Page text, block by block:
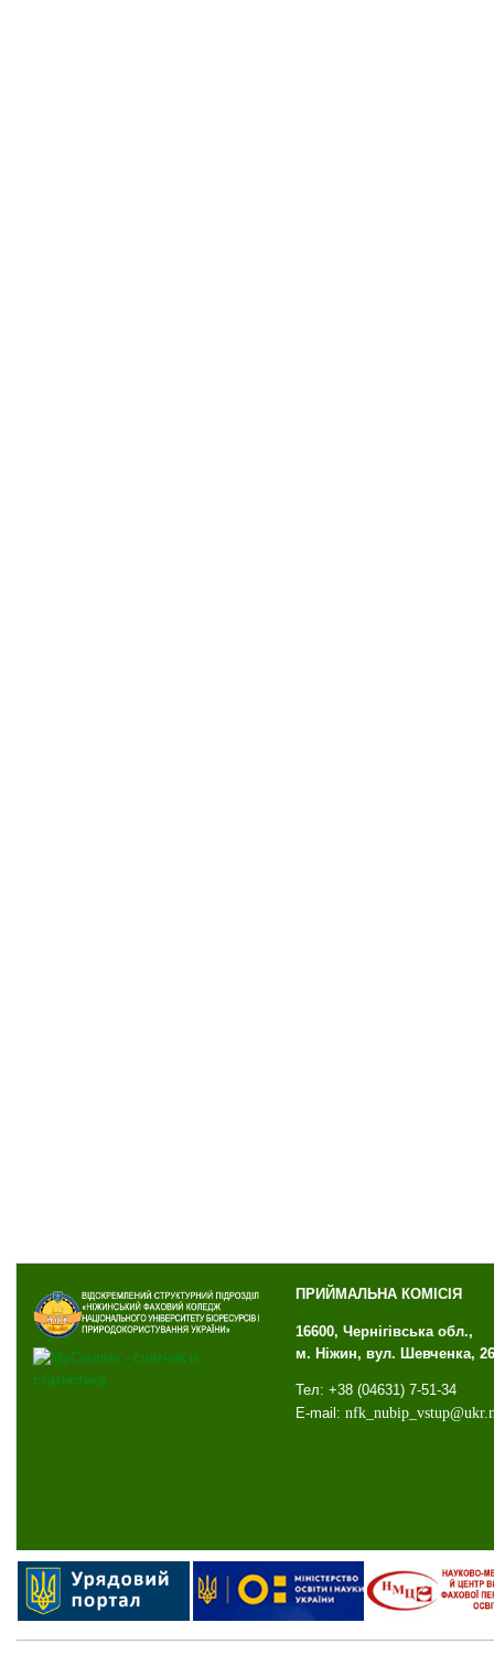
ПРИЙМАЛЬНА КОМІСІЯ
16600, Чернігівська обл.,
м. Ніжин, вул. Шевченка, 26
Тел: +38 (04631) 7-51-34
E-mail: nfk_ nubip_ vstup@ukr.